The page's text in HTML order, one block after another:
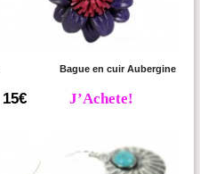
Bague en cuir Aubergine
15€ J’Achete!